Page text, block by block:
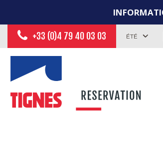
+33 (0)4 79 40 03 03 ÉTÉ